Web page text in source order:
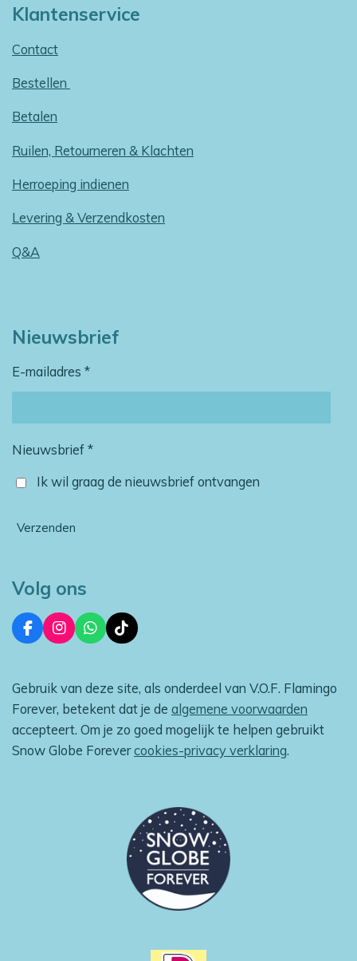
Klantenservice
Contact
Bestellen
Betalen
Ruilen, Retourneren & Klachten
Herroeping indienen
Levering & Verzendkosten
Q&A
Nieuwsbrief
E-mailadres *
Nieuwsbrief *
Ik wil graag de nieuwsbrief ontvangen
Verzenden
Volg ons
F
a
b
o
k
I
n
a
g
r
a
m
W
h
s
A
p
T
i
o
k
Gebruik van deze site, als onderdeel van V.O.F. Flamingo
Forever, betekent dat je de algemene voorwaarden
accepteert. Om je zo goed mogelijk te helpen gebruikt
Snow Globe Forevercookies-privacy verklaring.